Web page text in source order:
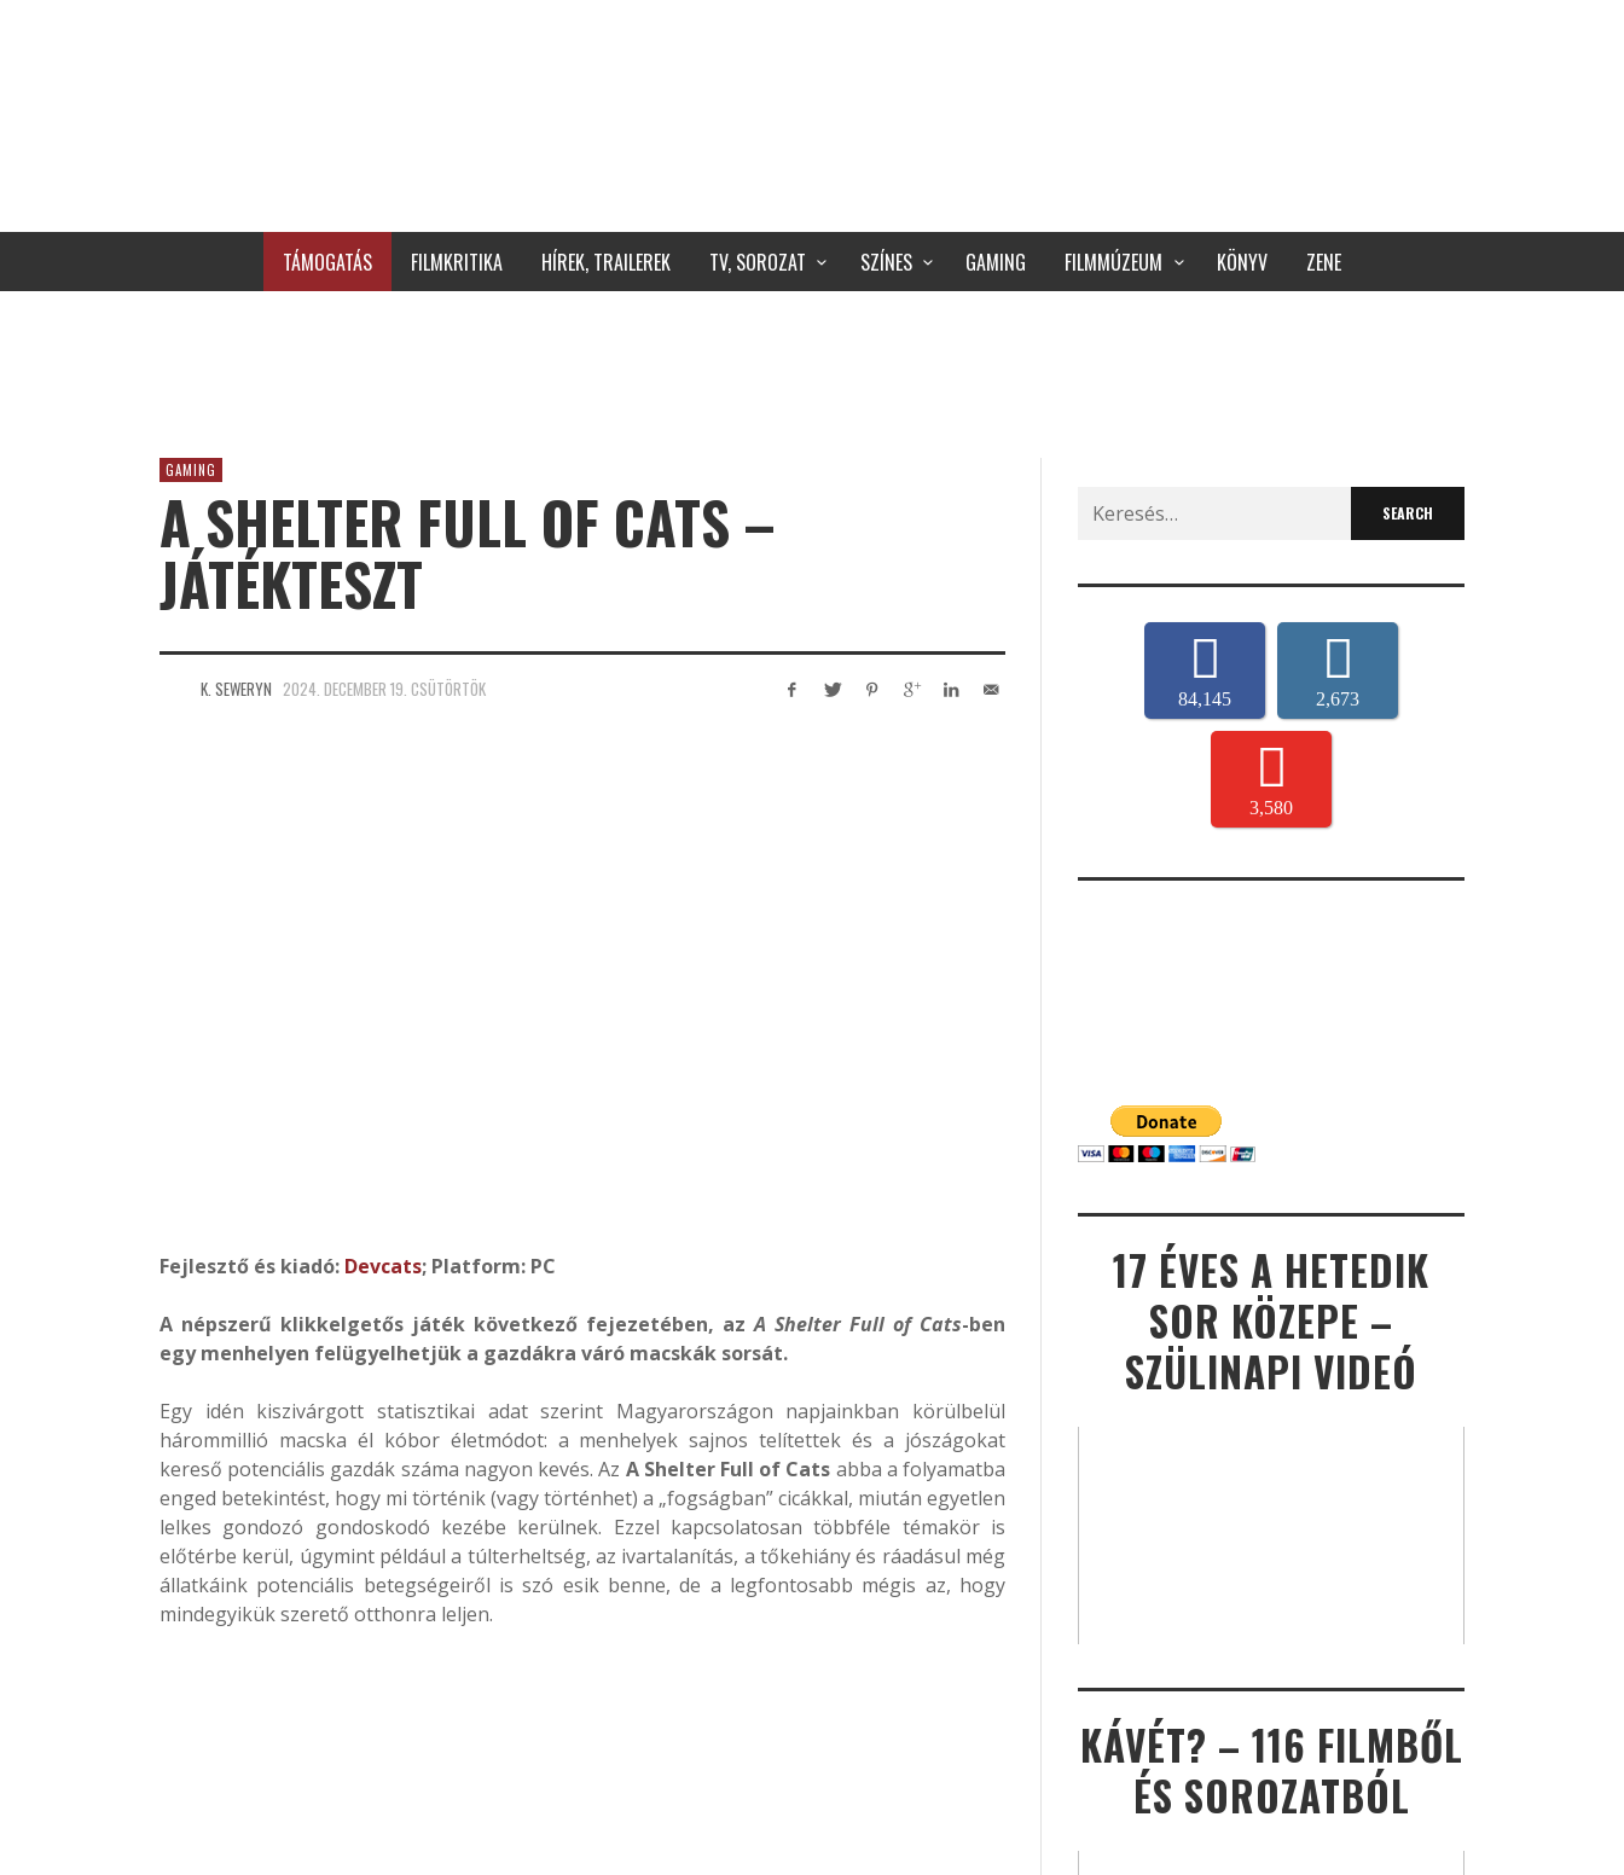
TÁMOGATÁS FILMKRITIKA HÍREK, TRAILEREK TV, SOROZAT SZÍNES GAMING FILMMÚZEUM KÖNYV ZENE
GAMING
A SHELTER FULL OF CATS –
JÁTÉKTESZT
K. SEWERYN 2024. DECEMBER 19. CSÜTÖRTÖK
Fejlesztő és kiadó: Devcats; Platform: PC
A népszerű klikkelgetős játék következő fejezetében, azA Shelter Full of Cats-ben
egy menhelyen felügyelhetjük a gazdákra váró macskák sorsát.
Egy idén kiszivárgott statisztikai adat szerint Magyarországon napjainkban körülbelül
hárommillió macska él kóbor életmódot: a menhelyek sajnos telítettek és a jószágokat
kereső potenciális gazdák száma nagyon kevés. Az A Shelter Full of Cats abba a folyamatba
enged betekintést, hogy mi történik (vagy történhet) a „fogságban” cicákkal, miután egyetlen
lelkes gondozó gondoskodó kezébe kerülnek. Ezzel kapcsolatosan többféle témakör is
előtérbe kerül, úgymint például a túlterheltség, az ivartalanítás, a tőkehiány és ráadásul még
állatkáink potenciális betegségeiről is szó esik benne, de a legfontosabb mégis az, hogy
mindegyikük szerető otthonra leljen.
Search
for:
84,145 2,673
3,580
17 ÉVES A HETEDIK
SOR KÖZEPE –
SZÜLINAPI VIDEÓ
KÁVÉT? – 116 FILMBŐL
ÉS SOROZATBÓL